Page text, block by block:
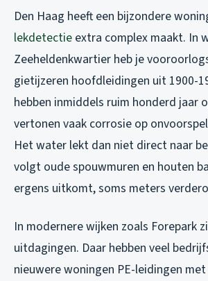
Den Haag heeft een bijzondere
lekdetectie extra complex maakt. In
Zeeheldenkwartier heb je
gietijzeren hoofdleidingen uit 1900-
hebben inmiddels ruim honderd jaar
vertonen vaak corrosie op
Het water lekt dan niet direct naar
volgt oude spouwmuren en houten
ergens uitkomt, soms meters
In modernere wijken zoals Forepark
uitdagingen. Daar hebben veel
nieuwere woningen PE-leidingen